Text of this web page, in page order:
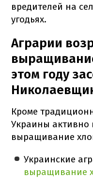
вредителей на
угодьях.
Аграрии
этом году
Кроме
Украины активно
выращивание
Украинские
выращивание